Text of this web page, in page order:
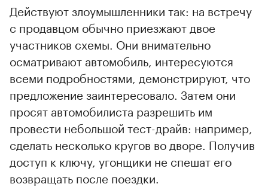
Действуют злоумышленники так: на встречу
с продавцом обычно приезжают двое
участников схемы. Они внимательно
осматривают автомобиль, интересуются
всеми подробностями, демонстрируют, что
предложение заинтересовало. Затем они
просят автомобилиста разрешить им
провести небольшой тест-драйв: например,
сделать несколько кругов во дворе. Получив
доступ к ключу, угонщики не спешат его
возвращать после поездки.